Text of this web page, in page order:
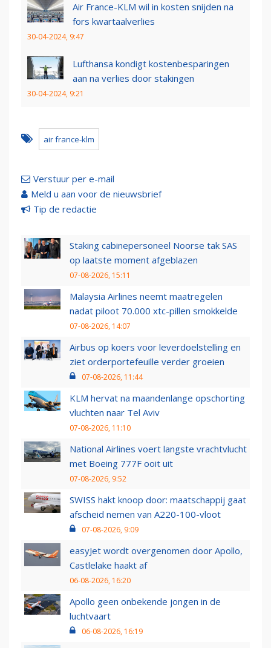
Air France-KLM wil in kosten snijden na
fors kwartaalverlies
30-04-2024, 9:47
Lufthansa kondigt kostenbesparingen
aan na verlies door stakingen
30-04-2024, 9:21
air france-klm
Verstuur per e-mail
Meld u aan voor de nieuwsbrief
Tip de redactie
Staking cabinepersoneel Noorse tak SAS
op laatste moment afgeblazen
07-08-2026, 15:11
Malaysia Airlines neemt maatregelen
nadat piloot 70.000 xtc-pillen smokkelde
07-08-2026, 14:07
Airbus op koers voor leverdoelstelling en
ziet orderportefeuille verder groeien
07-08-2026, 11:44
KLM hervat na maandenlange opschorting
vluchten naar Tel Aviv
07-08-2026, 11:10
National Airlines voert langste vrachtvlucht
met Boeing 777F ooit uit
07-08-2026, 9:52
SWISS hakt knoop door: maatschappij gaat
afscheid nemen van A220-100-vloot
07-08-2026, 9:09
easyJet wordt overgenomen door Apollo,
Castlelake haakt af
06-08-2026, 16:20
Apollo geen onbekende jongen in de
luchtvaart
06-08-2026, 16:19